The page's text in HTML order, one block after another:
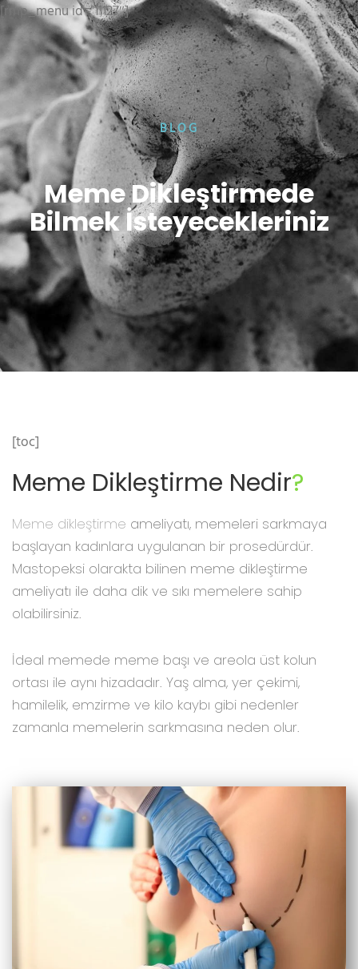
[rmp_menu id=”11127″]
BLOG
Meme Dikleştirmede
Bilmek İsteyecekleriniz
[toc]
Meme Dikleştirme Nedir?
Meme dikleştirme ameliyatı, memeleri sarkmaya
başlayan kadınlara uygulanan bir prosedürdür.
Mastopeksi olarakta bilinen meme dikleştirme
ameliyatı ile daha dik ve sıkı memelere sahip
olabilirsiniz.
İdeal memede meme başı ve areola üst kolun
ortası ile aynı hizadadır. Yaş alma, yer çekimi,
hamilelik, emzirme ve kilo kaybı gibi nedenler
zamanla memelerin sarkmasına neden olur.